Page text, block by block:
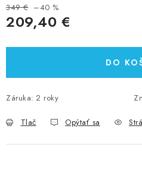
349 € –40 %
209,40 €
DO
Záruka: 2 roky
Tlač Opýtať sa